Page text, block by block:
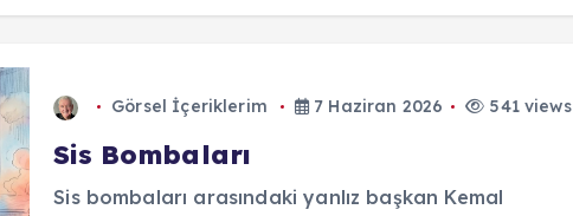
Görsel İçeriklerim 7 Haziran 2026 541 views
Sis Bombaları
Sis bombaları arasındaki yanlız başkan Kemal